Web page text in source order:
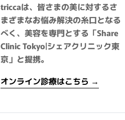
triccaは、皆さまの美に対するさ
まざまなお悩み解決の糸口となる
べく、美容を専門とする「Share
Clinic Tokyo|シェアクリニック東
京」と提携。
オンライン診療はこちら →